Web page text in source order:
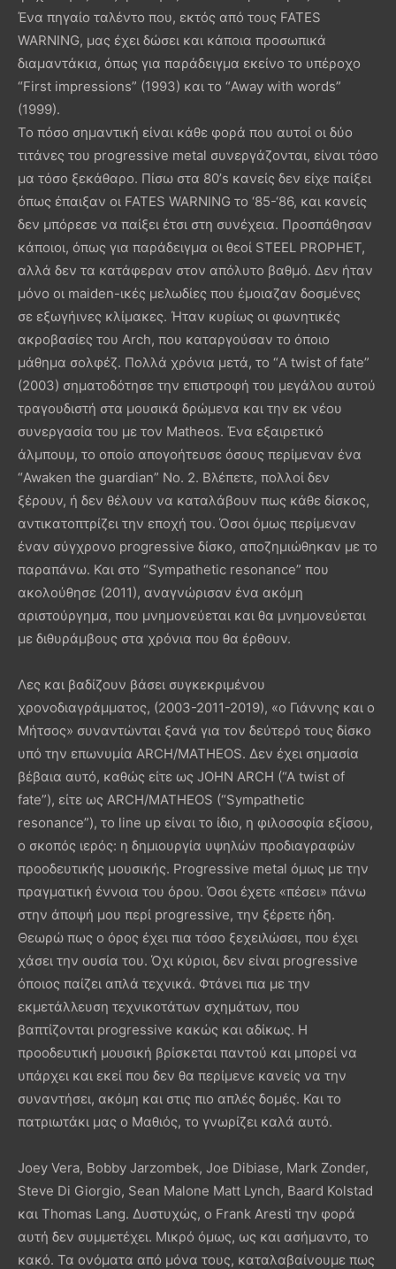
Ένα πηγαίο ταλέντο που, εκτός από τους FATES
WARNING, μας έχει δώσει και κάποια προσωπικά
διαμαντάκια, όπως για παράδειγμα εκείνο το υπέροχο
“First impressions” (1993) και το “Away with words”
(1999).
Το πόσο σημαντική είναι κάθε φορά που αυτοί οι δύο
τιτάνες του progressive metal συνεργάζονται, είναι τόσο
μα τόσο ξεκάθαρο. Πίσω στα 80’s κανείς δεν είχε παίξει
όπως έπαιξαν οι FATES WARNING το ‘85-‘86, και κανείς
δεν μπόρεσε να παίξει έτσι στη συνέχεια. Προσπάθησαν
κάποιοι, όπως για παράδειγμα οι θεοί STEEL PROPHET,
αλλά δεν τα κατάφεραν στον απόλυτο βαθμό. Δεν ήταν
μόνο οι maiden-ικές μελωδίες που έμοιαζαν δοσμένες
σε εξωγήινες κλίμακες. Ήταν κυρίως οι φωνητικές
ακροβασίες του Arch, που καταργούσαν το όποιο
μάθημα σολφέζ. Πολλά χρόνια μετά, το “A twist of fate”
(2003) σηματοδότησε την επιστροφή του μεγάλου αυτού
τραγουδιστή στα μουσικά δρώμενα και την εκ νέου
συνεργασία του με τον Matheos. Ένα εξαιρετικό
άλμπουμ, το οποίο απογοήτευσε όσους περίμεναν ένα
“Awaken the guardian” Νο. 2. Βλέπετε, πολλοί δεν
ξέρουν, ή δεν θέλουν να καταλάβουν πως κάθε δίσκος,
αντικατοπτρίζει την εποχή του. Όσοι όμως περίμεναν
έναν σύγχρονο progressive δίσκο, αποζημιώθηκαν με το
παραπάνω. Και στο “Sympathetic resonance” που
ακολούθησε (2011), αναγνώρισαν ένα ακόμη
αριστούργημα, που μνημονεύεται και θα μνημονεύεται
με διθυράμβους στα χρόνια που θα έρθουν.
Λες και βαδίζουν βάσει συγκεκριμένου
χρονοδιαγράμματος, (2003-2011-2019), «ο Γιάννης και ο
Μήτσος» συναντώνται ξανά για τον δεύτερό τους δίσκο
υπό την επωνυμία ARCH/MATHEOS. Δεν έχει σημασία
βέβαια αυτό, καθώς είτε ως JOHN ARCH (“A twist of
fate”), είτε ως ARCH/MATHEOS (“Sympathetic
resonance”), το line up είναι το ίδιο, η φιλοσοφία εξίσου,
ο σκοπός ιερός: η δημιουργία υψηλών προδιαγραφών
προοδευτικής μουσικής. Progressive metal όμως με την
πραγματική έννοια του όρου. Όσοι έχετε «πέσει» πάνω
στην άποψή μου περί progressive, την ξέρετε ήδη.
Θεωρώ πως ο όρος έχει πια τόσο ξεχειλώσει, που έχει
χάσει την ουσία του. Όχι κύριοι, δεν είναι progressive
όποιος παίζει απλά τεχνικά. Φτάνει πια με την
εκμετάλλευση τεχνικοτάτων σχημάτων, που
βαπτίζονται progressive κακώς και αδίκως. Η
προοδευτική μουσική βρίσκεται παντού και μπορεί να
υπάρχει και εκεί που δεν θα περίμενε κανείς να την
συναντήσει, ακόμη και στις πιο απλές δομές. Και το
πατριωτάκι μας ο Μαθιός, το γνωρίζει καλά αυτό.
Joey Vera, Bobby Jarzombek, Joe Dibiase, Mark Zonder,
Steve Di Giorgio, Sean Malone Matt Lynch, Baard Kolstad
και Thomas Lang. Δυστυχώς, ο Frank Aresti την φορά
αυτή δεν συμμετέχει. Μικρό όμως, ως και ασήμαντο, το
κακό. Τα ονόματα από μόνα τους, καταλαβαίνουμε πως